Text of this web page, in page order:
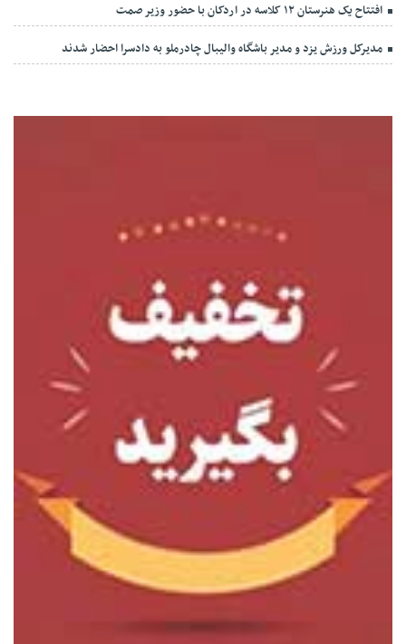
افتتاح یک هنرستان ۱۲ کلاسه در اردکان با حضور وزیر صمت
مدیرکل ورزش یزد و مدیر باشگاه والیبال چادرملو به دادسرا احضار شدند